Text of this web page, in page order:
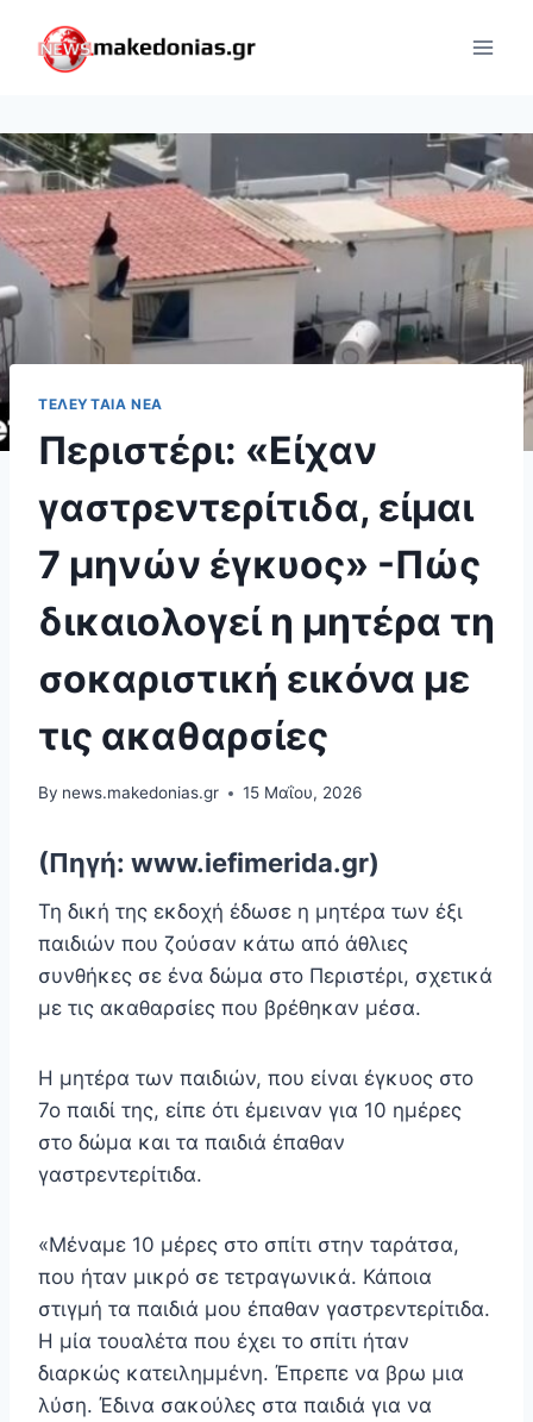
content
ΤΕΛΕΥΤΑΊΑ ΝΈΑ
Περιστέρι: «Είχαν
γαστρεντερίτιδα, είμαι
7 μηνών έγκυος» -Πώς
δικαιολογεί η μητέρα τη
σοκαριστική εικόνα με
τις ακαθαρσίες
By news.makedonias.gr 15 Μαΐου, 2026
(Πηγή: www.iefimerida.gr)
Τη δική της εκδοχή έδωσε η μητέρα των έξι
παιδιών που ζούσαν κάτω από άθλιες
συνθήκες σε ένα δώμα στο Περιστέρι, σχετικά
με τις ακαθαρσίες που βρέθηκαν μέσα.
Η μητέρα των παιδιών, που είναι έγκυος στο
7ο παιδί της, είπε ότι έμειναν για 10 ημέρες
στο δώμα και τα παιδιά έπαθαν
γαστρεντερίτιδα.
«Μέναμε 10 μέρες στο σπίτι στην ταράτσα,
που ήταν μικρό σε τετραγωνικά. Κάποια
στιγμή τα παιδιά μου έπαθαν γαστρεντερίτιδα.
Η μία τουαλέτα που έχει το σπίτι ήταν
διαρκώς κατειλημμένη. Έπρεπε να βρω μια
λύση. Έδινα σακούλες στα παιδιά για να